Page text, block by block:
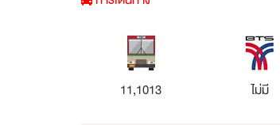
11,1013 ไม่มี